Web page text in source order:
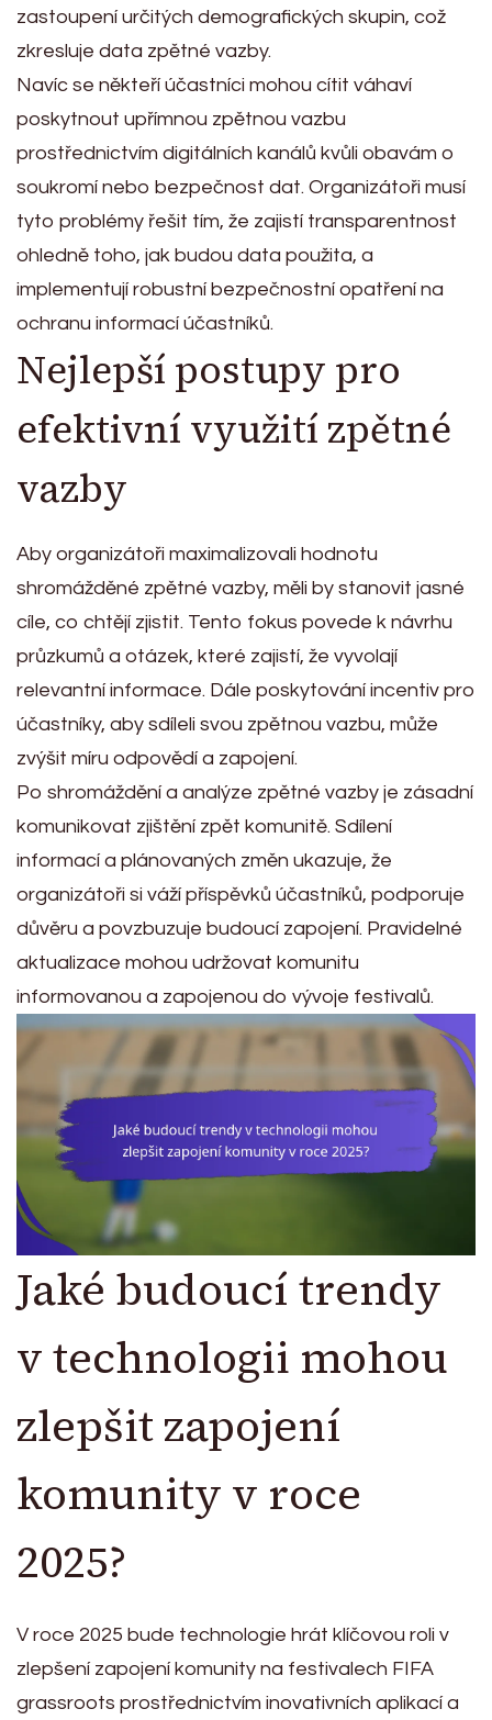
zastoupení určitých demografických skupin, což
zkresluje data zpětné vazby.
Navíc se někteří účastníci mohou cítit váhaví
poskytnout upřímnou zpětnou vazbu
prostřednictvím digitálních kanálů kvůli obavám o
soukromí nebo bezpečnost dat. Organizátoři musí
tyto problémy řešit tím, že zajistí transparentnost
ohledně toho, jak budou data použita, a
implementují robustní bezpečnostní opatření na
ochranu informací účastníků.
Nejlepší postupy pro
efektivní využití zpětné
vazby
Aby organizátoři maximalizovali hodnotu
shromážděné zpětné vazby, měli by stanovit jasné
cíle, co chtějí zjistit. Tento fokus povede k návrhu
průzkumů a otázek, které zajistí, že vyvolají
relevantní informace. Dále poskytování incentiv pro
účastníky, aby sdíleli svou zpětnou vazbu, může
zvýšit míru odpovědí a zapojení.
Po shromáždění a analýze zpětné vazby je zásadní
komunikovat zjištění zpět komunitě. Sdílení
informací a plánovaných změn ukazuje, že
organizátoři si váží příspěvků účastníků, podporuje
důvěru a povzbuzuje budoucí zapojení. Pravidelné
aktualizace mohou udržovat komunitu
informovanou a zapojenou do vývoje festivalů.
Jaké budoucí trendy
v technologii mohou
zlepšit zapojení
komunity v roce
2025?
V roce 2025 bude technologie hrát klíčovou roli v
zlepšení zapojení komunity na festivalech FIFA
grassroots prostřednictvím inovativních aplikací a